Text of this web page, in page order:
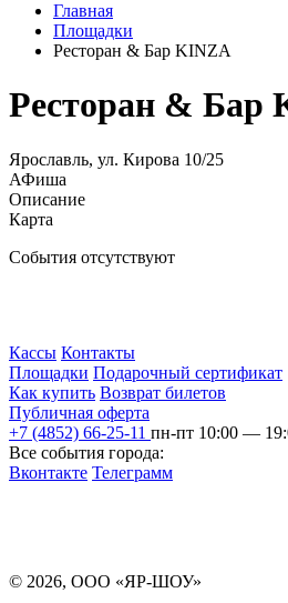
Главная
Площадки
Ресторан & Бар KINZA
Ресторан & Бар
Ярославль, ул. Кирова 10/25
АФиша
Описание
Карта
События отсутствуют
Кассы Контакты
Площадки Подарочный сертификат
Как купить Возврат билетов
Публичная оферта
+7 (4852) 66-25-11 пн-пт 10:00 —
Все события города:
Вконтакте Телеграмм
© 2026, ООО «ЯР-ШОУ»